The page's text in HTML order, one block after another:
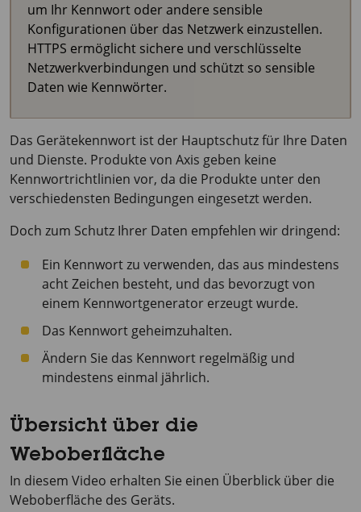
um Ihr Kennwort oder andere sensible
Konfigurationen über das Netzwerk einzustellen.
HTTPS ermöglicht sichere und verschlüsselte
Netzwerkverbindungen und schützt so sensible
Daten wie Kennwörter.
Das Gerätekennwort ist der Hauptschutz für Ihre Daten
und Dienste. Produkte von Axis geben keine
Kennwortrichtlinien vor, da die Produkte unter den
verschiedensten Bedingungen eingesetzt werden.
Doch zum Schutz Ihrer Daten empfehlen wir dringend:
Ein Kennwort zu verwenden, das aus mindestens
acht Zeichen besteht, und das bevorzugt von
einem Kennwortgenerator erzeugt wurde.
Das Kennwort geheimzuhalten.
Ändern Sie das Kennwort regelmäßig und
mindestens einmal jährlich.
Übersicht über die
Weboberfläche
In diesem Video erhalten Sie einen Überblick über die
Weboberfläche des Geräts.